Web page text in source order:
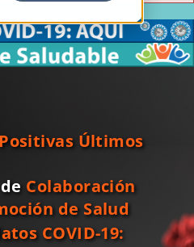
Últimos
Colaboración
de Salud
COVID-19: